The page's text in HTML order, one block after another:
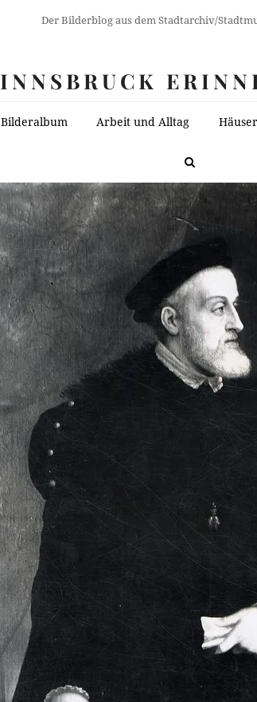
Der Bilderblog aus dem Stadtarchiv/
INNSBRUCK
Bilderalbum Arbeit und Alltag Häuser